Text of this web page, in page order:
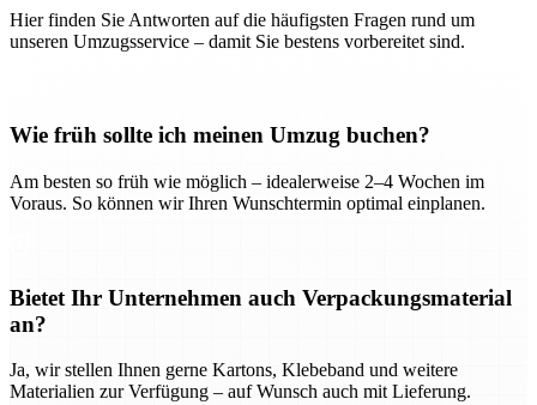
Hier finden Sie Antworten auf die häufigsten Fragen rund um
unseren Umzugsservice – damit Sie bestens vorbereitet sind.
Wie früh sollte ich meinen Umzug buchen?
Am besten so früh wie möglich – idealerweise 2–4 Wochen im
Voraus. So können wir Ihren Wunschtermin optimal einplanen.
Bietet Ihr Unternehmen auch Verpackungsmaterial
an?
Ja, wir stellen Ihnen gerne Kartons, Klebeband und weitere
Materialien zur Verfügung – auf Wunsch auch mit Lieferung.